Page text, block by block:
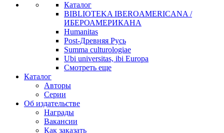
Каталог
BIBLIOTEKA IBEROAMERICANA /
ИБЕРОАМЕРИКАНА
Humanitas
Post-Древняя Русь
Summa culturologiae
Ubi universitas, ibi Europa
Смотреть еще
Каталог
Авторы
Серии
Об издательстве
Награды
Вакансии
Как заказать